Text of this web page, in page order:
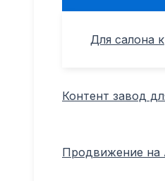
Для салона
Контент завод
Продвижение на